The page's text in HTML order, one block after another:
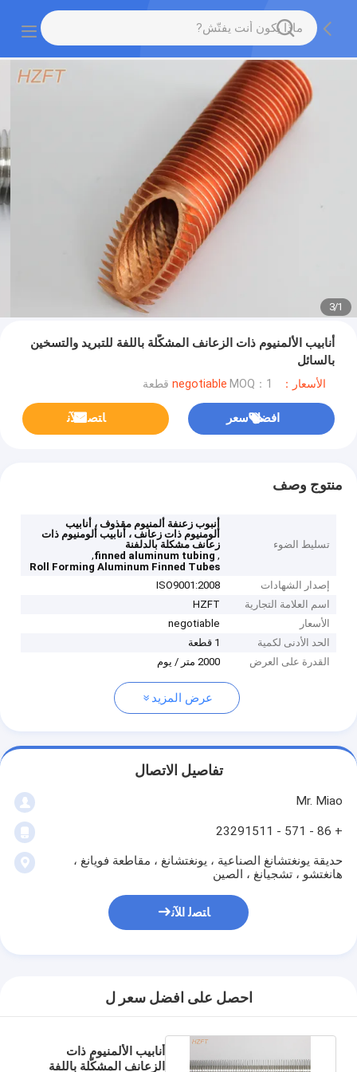
1
/
3
أنابيب الألمنيوم ذات الزعانف المشكّلة باللفة للتبريد والتسخين
بالسائل
الأسعار：negotiable MOQ：1 قطعة
افضل سعر ﺎﺘﺼﻟ ﺍﻶﻧ
منتوج وصف
تسليط الضوء
أنبوب زعنفة ألمنيوم مقذوف ، أنابيب
ألومنيوم ذات زعانف ، أنابيب ألومنيوم ذات
زعانف مشكلة بالدلفنة
,
finned aluminum tubing
,
Roll Forming Aluminum Finned Tubes
إصدار الشهادات
ISO9001:2008
اسم العلامة التجارية
HZFT
الأسعار
negotiable
الحد الأدنى لكمية
1 قطعة
القدرة على العرض
2000 متر / يوم
عرض المزيد
تفاصيل الاتصال
Mr. Miao
+ 86 - 571 - 23291511
حديقة يونغتشانغ الصناعية ، يونغتشانغ ، مقاطعة فويانغ ،
هانغتشو ، تشجيانغ ، الصين
ﺎﺘﺼﻟ ﺍﻶﻧ
احصل على افضل سعر ل
أنابيب الألمنيوم ذات
الزعانف المشكّلة باللفة